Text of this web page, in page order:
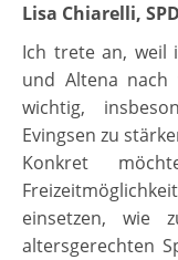
Lisa Chiarelli,
Ich trete an, weil
und Altena
wichtig,
Evingsen zu
Konkret
einsetzen, wie
altersgerechten